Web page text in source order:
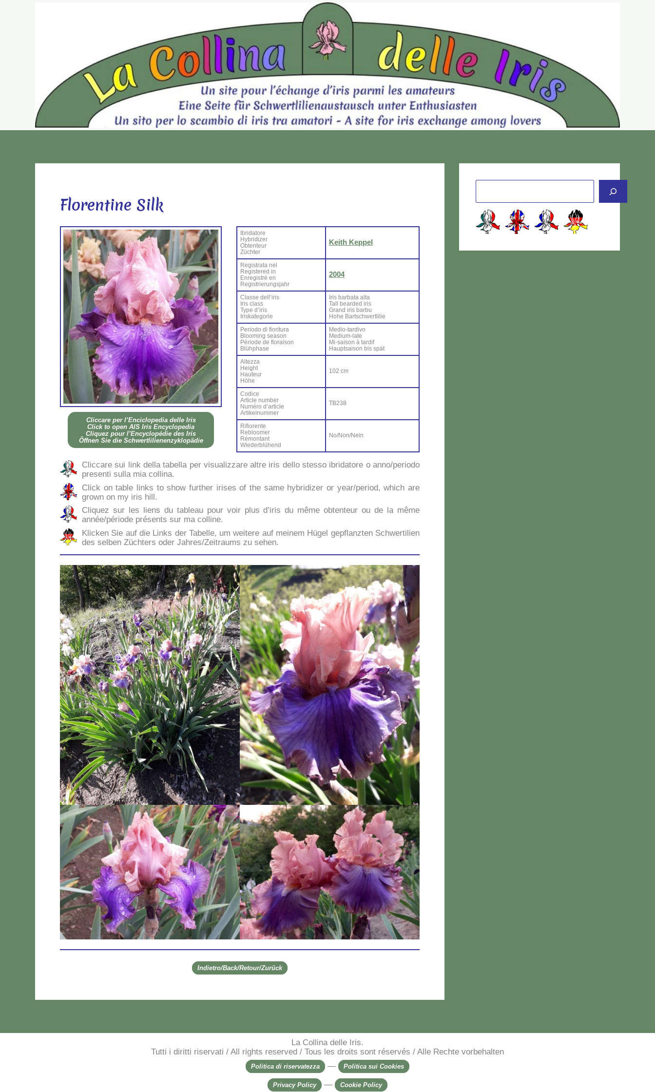
Florentine Silk
Clic­ca­re per l’En­ci­clo­pe­dia del­le Iris
Click to open AIS Iris En­cy­clo­pe­dia
Cli­quez pour l’En­cy­clo­pé­die des Iris
Öff­nen Sie die Sch­wer­tli­lie­nen­zy­klo­pä­die
Ibri­da­to­re
Hy­bri­di­zer
Ob­ten­teur
Zü­ch­ter
Keith Kep­pel
Re­gi­stra­ta nel
Re­gi­ste­red in
En­re­gi­stré en
Re­gi­strie­rung­sjahr
2004
Clas­se del­l’i­ris
Iris class
Ty­pe d’i­ris
Iri­ska­te­go­rie
Iris bar­ba­ta al­ta
Tall bear­ded iris
Grand iris bar­bu
Ho­he Bar­ts­ch­wer­tli­lie
Pe­rio­do di fio­ri­tu­ra
Bloo­ming sea­son
Pé­rio­de de flo­rai­son
Blü­h­pha­se
Me­dio-tar­di­vo
Me­dium-la­te
Mi-sai­son à tar­dif
Haup­tsai­son bis spät
Al­tez­za
Height
Hau­teur
Hö­he
102 cm
Co­di­ce
Ar­ti­cle num­ber
Nu­mé­ro d’ar­ti­cle
Ar­ti­kel­num­mer
TB238
Ri­fio­ren­te
Re­bloo­mer
Ré­mon­tant
Wie­der­blü­hend
No/Non/Nein
Clic­ca­re sui link del­la ta­bel­la per vi­sua­liz­za­re al­tre iris del­lo stes­so ibri­da­to­re o anno/periodo
pre­sen­ti sul­la mia col­li­na.
Click on ta­ble links to show fur­ther iri­ses of the sa­me hy­bri­di­zer or year/period, which are
gro­wn on my iris hill.
Cli­quez sur les liens du ta­bleau pour voir plus d’i­ris du mê­me ob­ten­teur ou de la mê­me
année/période pré­sen­ts sur ma col­li­ne.
Klic­ken Sie auf die Links der Ta­bel­le, um wei­te­re auf mei­nem Hü­gel ge­p­flanz­ten Sch­wer­ti­lien
des sel­ben Zü­ch­ters oder Jahres/Zeitraums zu se­hen.
Indietro/Back/Retour/Zurück
La Collina delle Iris.
Tutti i diritti riservati / All rights reserved / Tous les droits sont réservés / Alle Rechte vorbehalten
Politica di riservatezza — Politica sui Cookies
Privacy Policy — Cookie Policy